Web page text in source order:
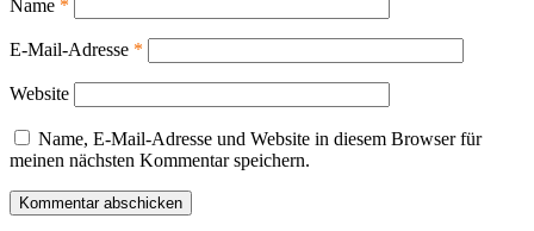
Name *
E-Mail-Adresse *
Website
Name, E-Mail-Adresse und Website in diesem Browser für
meinen nächsten Kommentar speichern.